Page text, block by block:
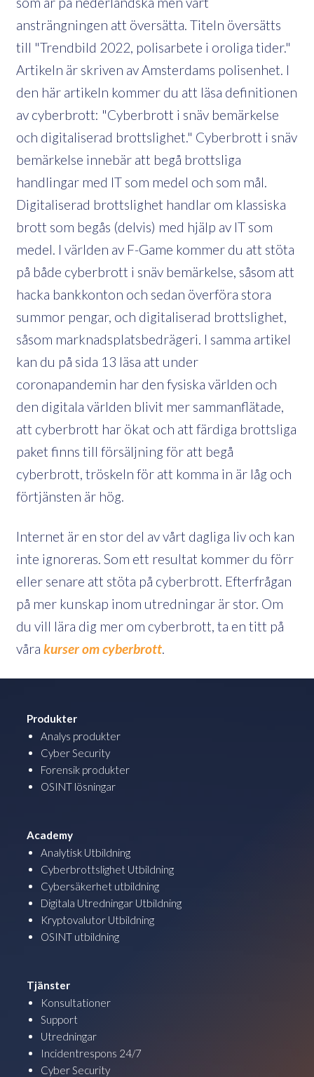
ansträngningen att översätta. Titeln översätts
till "Trendbild 2022, polisarbete i oroliga tider."
Artikeln är skriven av Amsterdams polisenhet. I
den här artikeln kommer du att läsa definitionen
av cyberbrott: "Cyberbrott i snäv bemärkelse
och digitaliserad brottslighet." Cyberbrott i snäv
bemärkelse innebär att begå brottsliga
handlingar med IT som medel och som mål.
Digitaliserad brottslighet handlar om klassiska
brott som begås (delvis) med hjälp av IT som
medel. I världen av F-Game kommer du att stöta
på både cyberbrott i snäv bemärkelse, såsom att
hacka bankkonton och sedan överföra stora
summor pengar, och digitaliserad brottslighet,
såsom marknadsplatsbedrägeri. I samma artikel
kan du på sida 13 läsa att under
coronapandemin har den fysiska världen och
den digitala världen blivit mer sammanflätade,
att cyberbrott har ökat och att färdiga brottsliga
paket finns till försäljning för att begå
cyberbrott, tröskeln för att komma in är låg och
förtjänsten är hög.
Internet är en stor del av vårt dagliga liv och kan
inte ignoreras. Som ett resultat kommer du förr
eller senare att stöta på cyberbrott. Efterfrågan
på mer kunskap inom utredningar är stor. Om
du vill lära dig mer om cyberbrott, ta en titt på
våra kurser om cyberbrott.
Produkter
Analys produkter
Cyber Security
Forensik produkter
OSINT lösningar
Academy
Analytisk Utbildning
Cyberbrottslighet Utbildning
Cybersäkerhet utbildning
Digitala Utredningar Utbildning
Kryptovalutor Utbildning
OSINT utbildning
Tjänster
Konsultationer
Support
Utredningar
Incidentrespons 24/7
Cyber Security